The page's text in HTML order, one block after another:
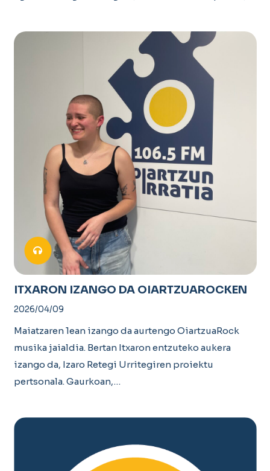
ITXARON IZANGO DA OIARTZUAROCKEN
2026/04/09
Maiatzaren 1ean izango da aurtengo OiartzuaRock
musika jaialdia. Bertan Itxaron entzuteko aukera
izango da, Izaro Retegi Urritegiren proiektu
pertsonala. Gaurkoan,…